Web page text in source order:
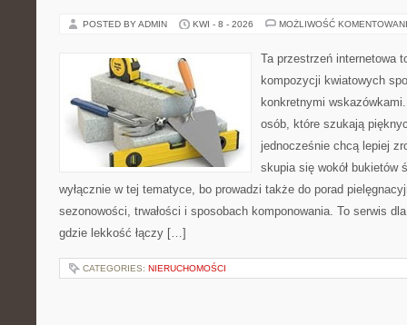
POSTED BY ADMIN KWI - 8 - 2026 MOŻLIWOŚĆ
Ta przestrzeń internetowa
kompozycji kwiatowych
konkretnymi
osób, które szukają
jednocześnie chcą lepiej
skupia się wokół bukietów
wyłącznie w tej tematyce, bo prowadzi także do porad
sezonowości, trwałości i sposobach komponowania. To serwis
gdzie lekkość łączy […]
CATEGORIES: NIERUCHOMOŚCI